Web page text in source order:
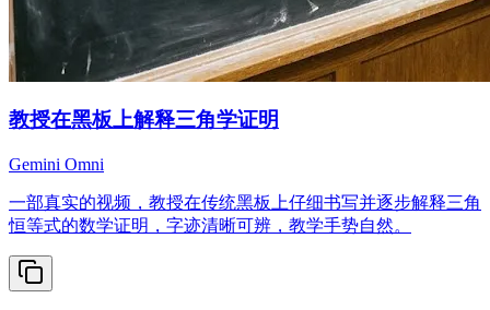
教授在黑板上解释三角学证明
Gemini Omni
一部真实的视频，教授在传统黑板上仔细书写并逐步解释三角
恒等式的数学证明，字迹清晰可辨，教学手势自然。